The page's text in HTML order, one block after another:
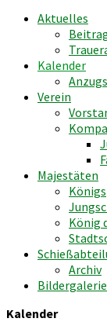
Aktuelles
Kalender
Verein
Majestäten
König
Archiv
Bildergalerie
Kalender